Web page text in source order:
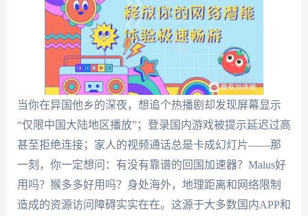
当你在异国他乡的深夜，想追个热播剧却发现屏幕显示
“仅限中国大陆地区播放”；登录国内游戏被提示延迟过高
甚至拒绝连接；家人的视频通话总是卡成幻灯片——那
一刻，你一定想问：有没有靠谱的回国加速器？Malus好
用吗？猴多多好用吗？身处海外，地理距离和网络限制
造成的资源访问障碍实实在在。这源于大多数国内APP和